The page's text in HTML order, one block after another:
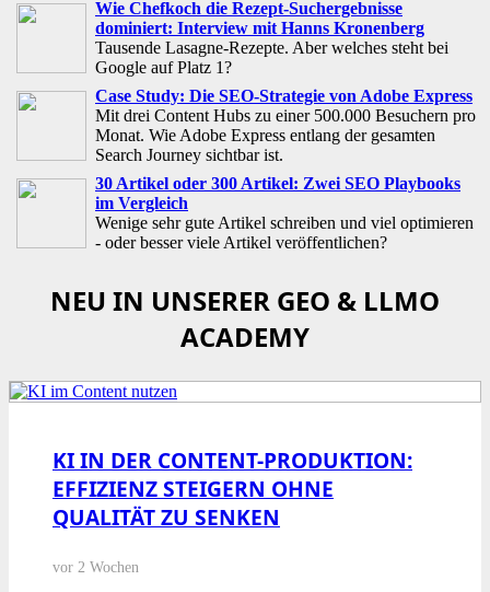
Wie Chefkoch die Rezept-Suchergebnisse
dominiert: Interview mit Hanns Kronenberg
Tausende Lasagne-Rezepte. Aber welches steht bei
Google auf Platz 1?
Case Study: Die SEO-Strategie von Adobe Express
Mit drei Content Hubs zu einer 500.000 Besuchern pro
Monat. Wie Adobe Express entlang der gesamten
Search Journey sichtbar ist.
30 Artikel oder 300 Artikel: Zwei SEO Playbooks
im Vergleich
Wenige sehr gute Artikel schreiben und viel optimieren
- oder besser viele Artikel veröffentlichen?
NEU IN UNSERER GEO & LLMO
ACADEMY
KI IN DER CONTENT-PRODUKTION:
EFFIZIENZ STEIGERN OHNE
QUALITÄT ZU SENKEN
vor 2 Wochen